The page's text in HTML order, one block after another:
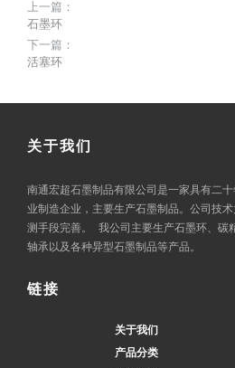
上一篇：
石墨环
下一篇：
活塞环
关于我们
南通宏超石墨制品有限公司是一家具有二
业制造企业，主要生产石墨制品。公司技
测手段完善。 我公司主要生产石墨环、碳
轴承以及各种异型石墨制品等产品。
链接
关于我们
产品分类